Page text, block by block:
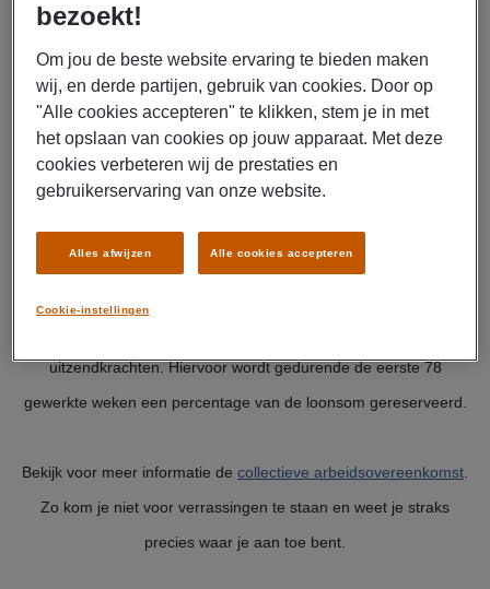
afspraken in over de eventuele onkostenvergoedingen waar je
recht op hebt.
Ook zijn in de cao voor uitzendbureaus afspraken opgenomen
over de lengte van je proeftijd, doorbetaling van je salaris bij
ziekte, de minimale opzegtermijn van je contract en het maximaal
aangaan als uitzendkracht.
uitzendkrachten. Hiervoor wordt gedurende de eerste 78
gewerkte weken een percentage van de loonsom gereserveerd.
Bekijk voor meer informatie de collectieve arbeidsovereenkomst
Zo kom je niet voor verrassingen te staan en weet je straks
precies waar je aan toe bent.
bezoekt!
Om jou de beste website ervaring te bieden maken
wij, en derde partijen, gebruik van cookies. Door op
"Alle cookies accepteren" te klikken, stem je in met
het opslaan van cookies op jouw apparaat. Met deze
cookies verbeteren wij de prestaties en
gebruikerservaring van onze website.
Cookie-instellingen
Alles afwijzen Alle cookies accepteren